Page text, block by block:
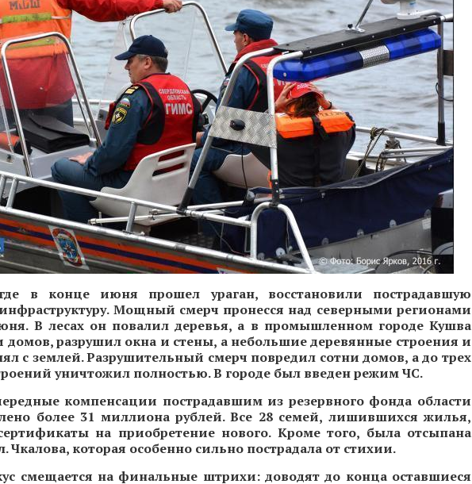
в конце июня прошел ураган, восстановили пострадавшую
Мощный смерч пронесся над северными регионами
В лесах он повалил деревья, а в промышленном городе Кушва
домов, разрушил окна и стены, а небольшие деревянные строения и
с землей. Разрушительный смерч повредил сотни домов, а до трех
уничтожил полностью. В городе был введен режим ЧС.
компенсации пострадавшим из резервного фонда области
более 31 миллиона рублей. Все 28 семей, лишившихся жилья,
на приобретение нового. Кроме того, была отсыпана
Чкалова, которая особенно сильно пострадала от стихии.
смещается на финальные штрихи: доводят до конца оставшиеся